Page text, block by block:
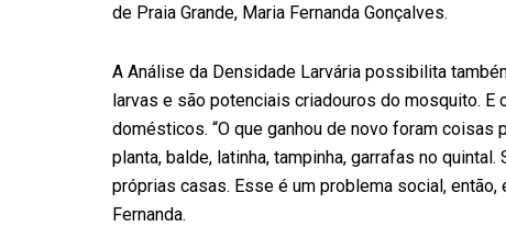
de Praia Grande, Maria Fernanda Gonçalves.
A Análise da Densidade Larvária possibilita
larvas e são potenciais criadouros do mosquito.
domésticos. “O que ganhou de novo foram
planta, balde, latinha, tampinha, garrafas no
próprias casas. Esse é um problema social,
Fernanda.